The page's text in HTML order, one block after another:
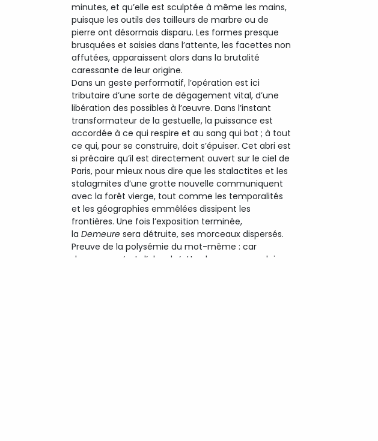
minutes, et qu’elle est sculptée à même les mains,
puisque les outils des tailleurs de marbre ou de
pierre ont désormais disparu. Les formes presque
brusquées et saisies dans l’attente, les facettes non
affutées, apparaissent alors dans la brutalité
caressante de leur origine.
Dans un geste performatif, l’opération est ici
tributaire d’une sorte de dégagement vital, d’une
libération des possibles à l’œuvre. Dans l’instant
transformateur de la gestuelle, la puissance est
accordée à ce qui respire et au sang qui bat ; à tout
ce qui, pour se construire, doit s’épuiser. Cet abri est
si précaire qu’il est directement ouvert sur le ciel de
Paris, pour mieux nous dire que les stalactites et les
stalagmites d’une grotte nouvelle communiquent
avec la forêt vierge, tout comme les temporalités
et les géographies emmêlées dissipent les
frontières. Une fois l’exposition terminée,
la Demeure sera détruite, ses morceaux dispersés.
Preuve de la polysémie du mot-même : car
demeurer, c’est d’abord s’attarder, ne pas vouloir